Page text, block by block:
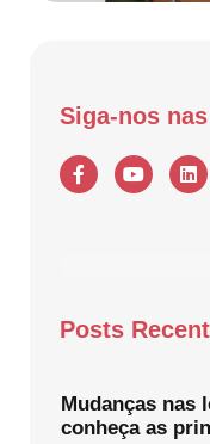
Siga-nos
Posts
Mudanças nas
conheça as